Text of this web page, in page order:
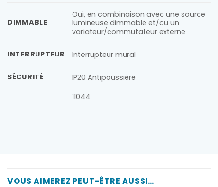
DIMMABLE
Oui, en combinaison avec une source
lumineuse dimmable et/ou un
variateur/commutateur externe
INTERRUPTEUR Interrupteur mural
SÉCURITÉ
IP20 Antipoussière
11044
VOUS AIMEREZ PEUT-ÊTRE AUSSI…